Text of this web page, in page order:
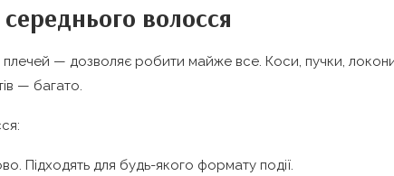
середнього волосся
— дозволяє робити майже все. Коси, пучки,
— багато.
Підходять для будь-якого формату події.